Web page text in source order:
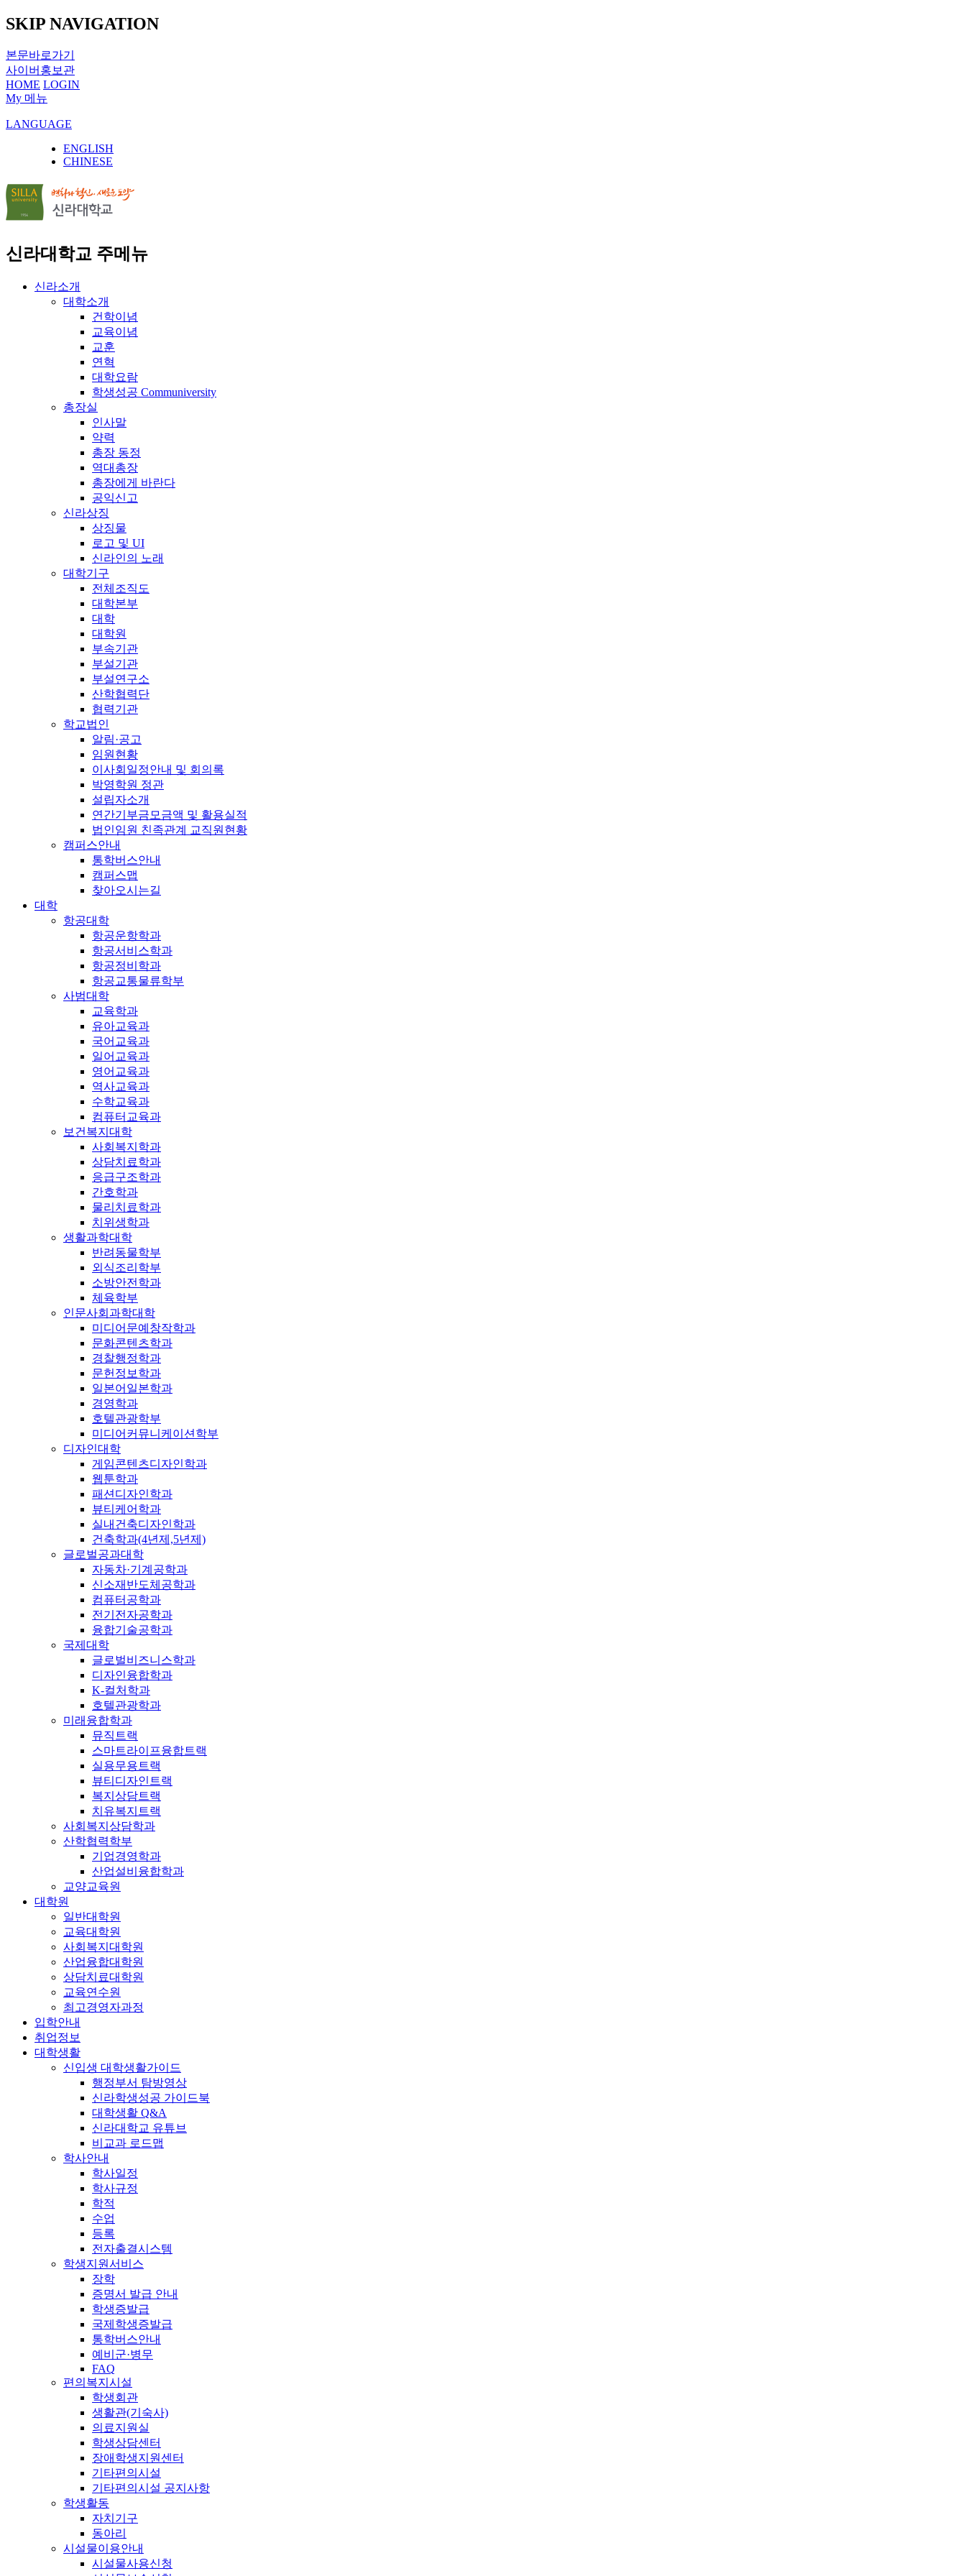
SKIP NAVIGATION
본문바로가기
사이버홍보관
HOME LOGIN
My 메뉴
LANGUAGE
ENGLISH
CHINESE
신라대학교 주메뉴
신라소개
대학소개
건학이념
교육이념
교훈
연혁
대학요람
학생성공 Communiversity
총장실
인사말
약력
총장 동정
역대총장
총장에게 바란다
공익신고
신라상징
상징물
로고 및 UI
신라인의 노래
대학기구
전체조직도
대학본부
대학
대학원
부속기관
부설기관
부설연구소
산학협력단
협력기관
학교법인
알림·공고
임원현황
이사회일정안내 및 회의록
박영학원 정관
설립자소개
연간기부금모금액 및 활용실적
법인임원 친족관계 교직원현황
캠퍼스안내
통학버스안내
캠퍼스맵
찾아오시는길
대학
항공대학
항공운항학과
항공서비스학과
항공정비학과
항공교통물류학부
사범대학
교육학과
유아교육과
국어교육과
일어교육과
영어교육과
역사교육과
수학교육과
컴퓨터교육과
보건복지대학
사회복지학과
상담치료학과
응급구조학과
간호학과
물리치료학과
치위생학과
생활과학대학
반려동물학부
외식조리학부
소방안전학과
체육학부
인문사회과학대학
미디어문예창작학과
문화콘텐츠학과
경찰행정학과
문헌정보학과
일본어일본학과
경영학과
호텔관광학부
미디어커뮤니케이션학부
디자인대학
게임콘텐츠디자인학과
웹툰학과
패션디자인학과
뷰티케어학과
실내건축디자인학과
건축학과(4년제,5년제)
글로벌공과대학
자동차·기계공학과
신소재반도체공학과
컴퓨터공학과
전기전자공학과
융합기술공학과
국제대학
글로벌비즈니스학과
디자인융합학과
K-컬처학과
호텔관광학과
미래융합학과
뮤직트랙
스마트라이프융합트랙
실용무용트랙
뷰티디자인트랙
복지상담트랙
치유복지트랙
사회복지상담학과
산학협력학부
기업경영학과
산업설비융합학과
교양교육원
대학원
일반대학원
교육대학원
사회복지대학원
산업융합대학원
상담치료대학원
교육연수원
최고경영자과정
입학안내
취업정보
대학생활
신입생 대학생활가이드
행정부서 탐방영상
신라학생성공 가이드북
대학생활 Q&A
신라대학교 유튜브
비교과 로드맵
학사안내
학사일정
학사규정
학적
수업
등록
전자출결시스템
학생지원서비스
장학
증명서 발급 안내
학생증발급
국제학생증발급
통학버스안내
예비군·병무
FAQ
편의복지시설
학생회관
생활관(기숙사)
의료지원실
학생상담센터
장애학생지원센터
기타편의시설
기타편의시설 공지사항
학생활동
자치기구
동아리
시설물이용안내
시설물사용신청